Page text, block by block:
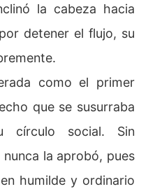
la cabeza hacia
detener el flujo, su
como el primer
que se susurraba
círculo social. Sin
la aprobó, pues
humilde y ordinario